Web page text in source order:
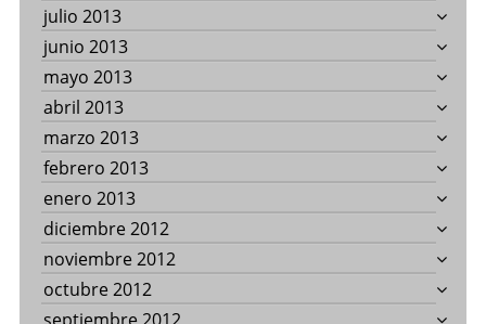
julio 2013
junio 2013
mayo 2013
abril 2013
marzo 2013
febrero 2013
enero 2013
diciembre 2012
noviembre 2012
octubre 2012